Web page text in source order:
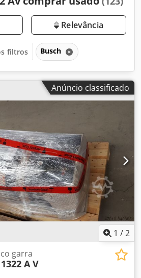
Relevância
filtros Busch
Anúncio classificado
1 /2
garra
A V